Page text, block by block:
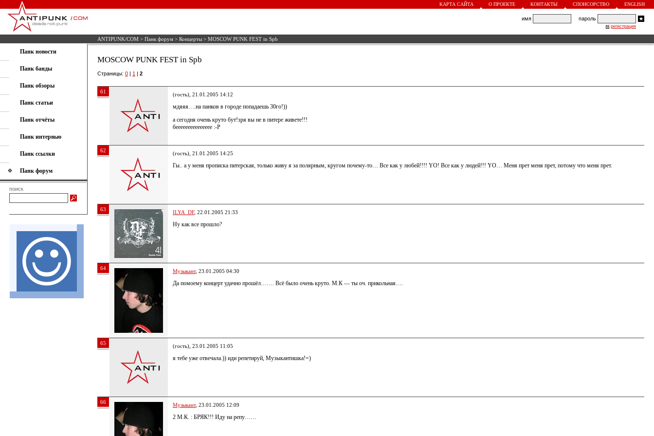
КАРТА САЙТА О ПРОЕКТЕ КОНТАКТЫ СПОНСОРСТВО ENGLISH
имя пароль
регистрация
ANTIPUNK/COM > Панк форум > Концерты > MOSCOW PUNK FEST in Spb
Панк новости
Панк банды
Панк обзоры
Панк статьи
Панк отчёты
Панк интервью
Панк ссылки
Панк форум
поиск
MOSCOW PUNK FEST in Spb
Страницы: 0 | 1 | 2
61 (гость), 21.01.2005 14:12
мдяяя….на панков в городе попадаешь 30го!))
а сегодня очень круто бут!зря вы не в питере живете!!!
беееееееееееееее :-Р
62 (гость), 21.01.2005 14:25
Гы.. а у меня прописка питерская, только живу я за полярным, кругом почему-то… Все как у любей!!!! YO! Все как у людей!!! YO… Меня прет меня прет, потому что меня прет.
63 ILYA_DF, 22.01.2005 21:33
Ну как все прошло?
64 Музыкант, 23.01.2005 04:30
Да помоему концерт удачно прошёл……. Всё было очень круто. М.К — ты оч. прикольная….
65 (гость), 23.01.2005 11:05
я тебе уже отвечала.)) иди репетируй, Музыкантишка!=)
66 Музыкант, 23.01.2005 12:09
2 М.К. : БРЯК!!! Иду на репу……